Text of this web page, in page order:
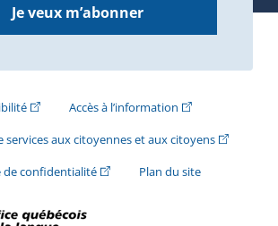
Je veux m’abonner
(Cet hyperlien externe s'ouvrira dans une
Accès à l’information(Cet hyperlien
services aux citoyennes et aux citoyens(Cet
de confidentialité(Cet hyperlien externe s'ouvrira
Plan du site